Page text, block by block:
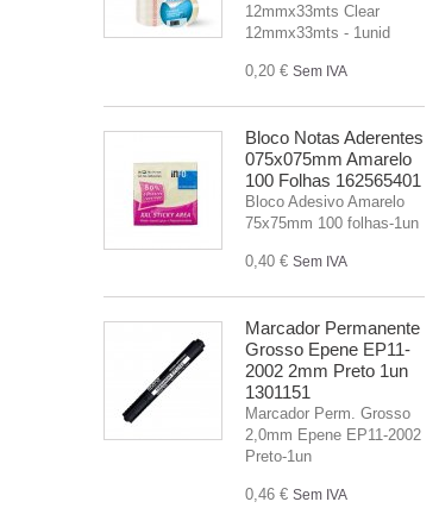
12mmx33mts Clear
12mmx33mts - 1unid
0,20 € Sem IVA
Bloco Notas Aderentes
075x075mm Amarelo
100 Folhas 162565401
Bloco Adesivo Amarelo
75x75mm 100 folhas-1un
0,40 € Sem IVA
Marcador Permanente
Grosso Epene EP11-
2002 2mm Preto 1un
1301151
Marcador Perm. Grosso
2,0mm Epene EP11-2002
Preto-1un
0,46 € Sem IVA